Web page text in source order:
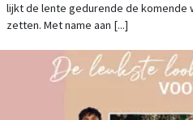
lijkt de lente gedurende de
zetten. Met name aan [...]